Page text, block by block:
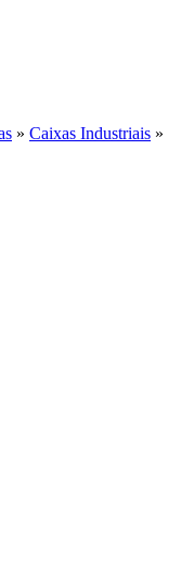
» Caixas Industriais »